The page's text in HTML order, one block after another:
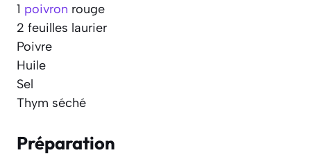
1 poivron rouge
2 feuilles laurier
Poivre
Huile
Sel
Thym séché
Préparation